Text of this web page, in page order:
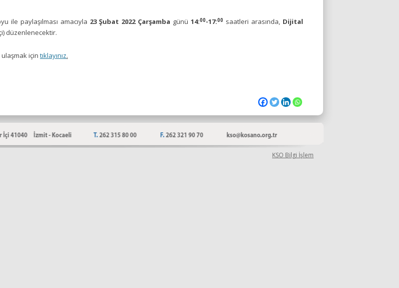
ile paylaşılması amacıyla 23 Şubat 2022 Çarşamba günü14:00-17:00 saatleri arasında, Dijital
düzenlenecektir.
ulaşmak için tıklayınız.
KSO Bilgi İşlem